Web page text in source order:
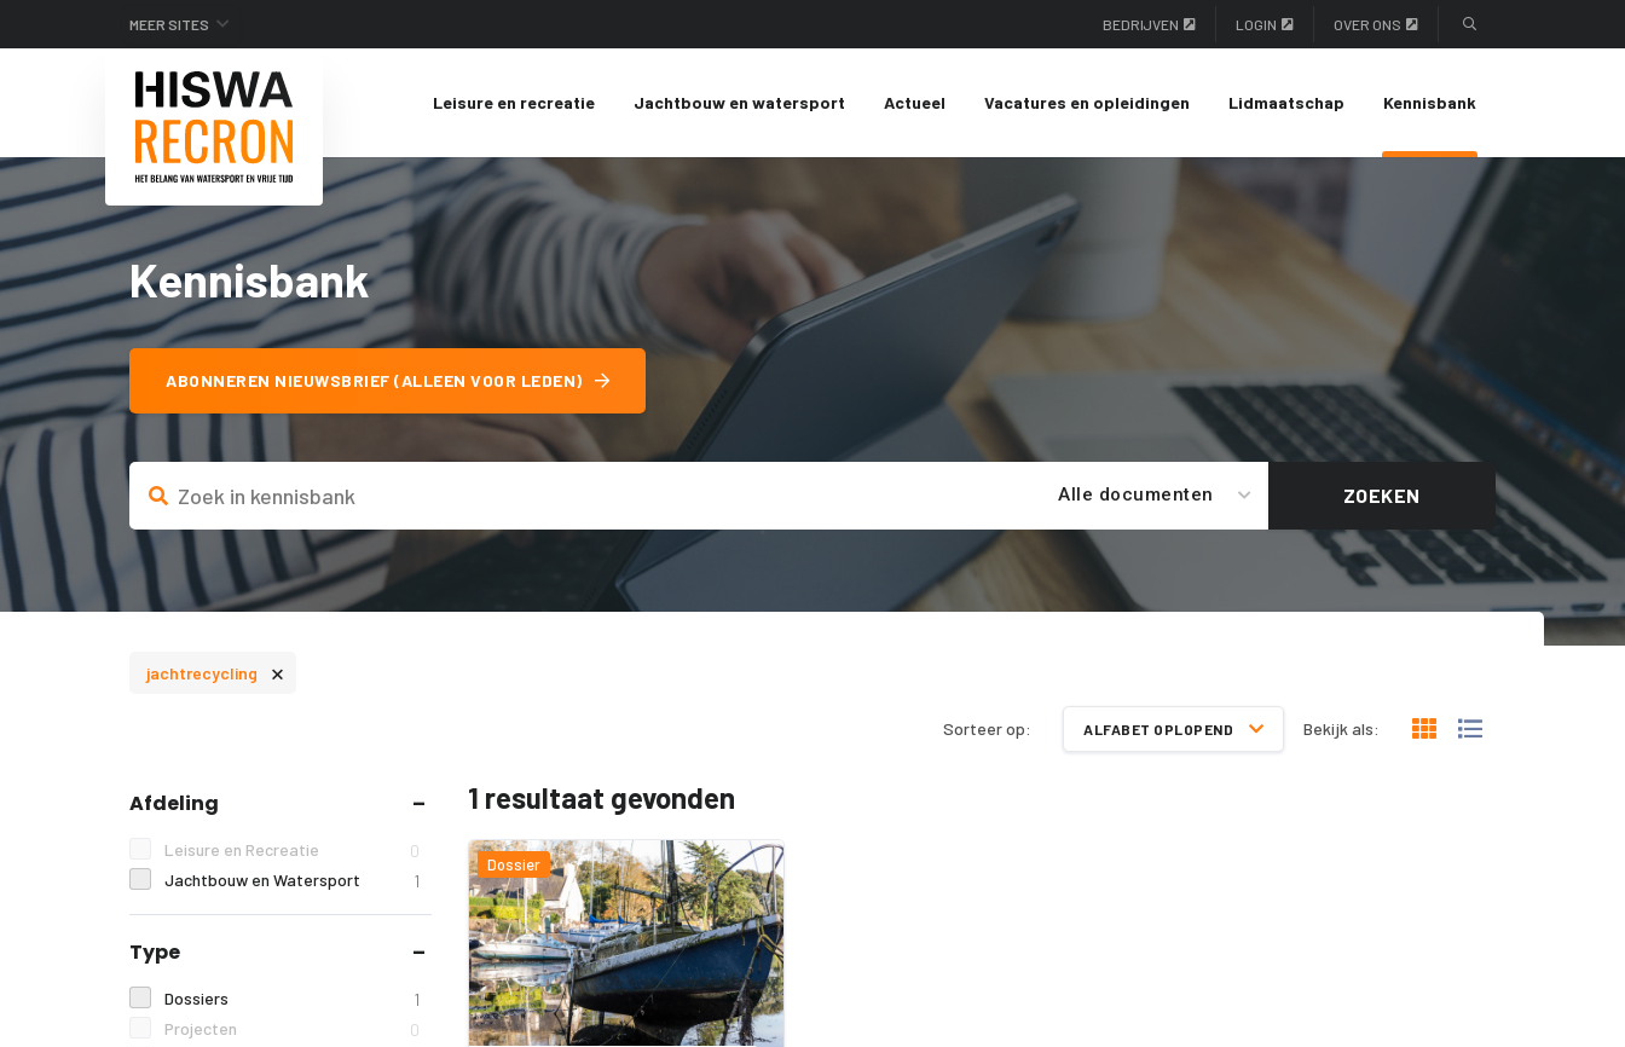
MEER SITES BEDRIJVEN LOGIN OVER ONS
Leisure en recreatie Jachtbouw en watersport Actueel Vacatures en opleidingen Lidmaatschap Kennisbank
Kennisbank
ABONNEREN NIEUWSBRIEF (ALLEEN VOOR LEDEN)
Alle documenten ZOEKEN
jachtrecycling ×
Sorteer op: ALFABET OPLOPEND Bekijk als:
Afdeling
Leisure en Recreatie 0
Jachtbouw en Watersport 1
Type
Dossiers 1
Projecten 0
1 resultaat gevonden
Dossier